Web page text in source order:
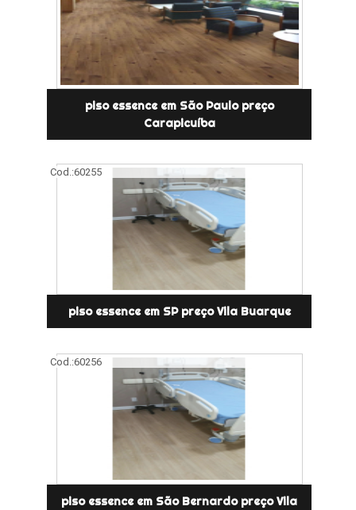
piso essence em São Paulo preço
Carapicuíba
Cod.:60255
piso essence em SP preço Vila Buarque
Cod.:60256
piso essence em São Bernardo preço Vila